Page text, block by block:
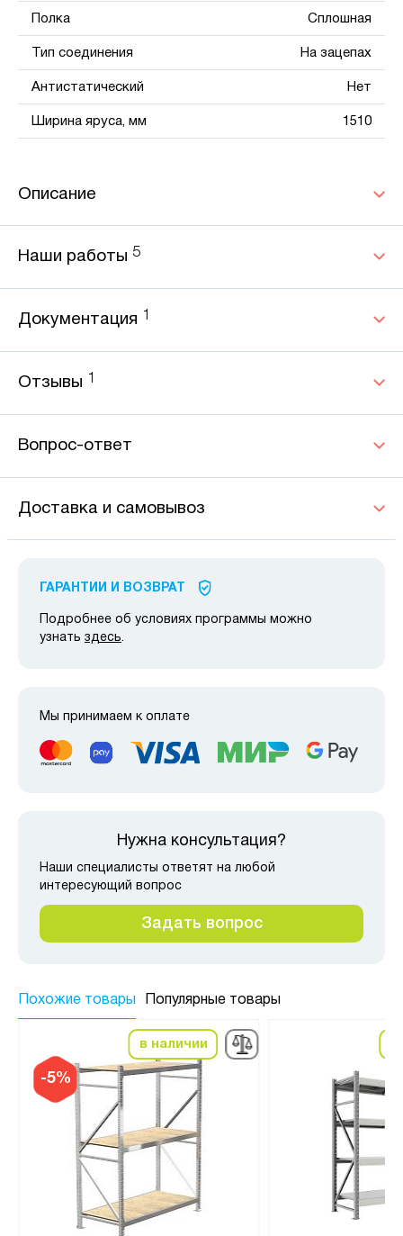
Полка Сплошная
Тип соединения На зацепах
Антистатический Нет
Ширина яруса, мм 1510
Описание
Наши работы 5
Документация 1
Отзывы 1
Вопрос-ответ
Доставка и самовывоз
ГАРАНТИИ И ВОЗВРАТ
Подробнее об условиях программы можно
узнать здесь.
Мы принимаем к оплате
Нужна консультация?
Наши специалисты ответят на любой
интересующий вопрос
Задать вопрос
Похожие товары Популярные товары
-5%
в наличии